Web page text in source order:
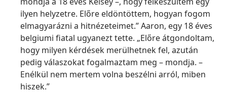
ilyen helyzetre. Előre eldöntöttem, hogyan fogom
elmagyarázni a hitnézeteimet.” Aaron, egy 18 éves
belgiumi fiatal ugyanezt tette. „Előre átgondoltam,
hogy milyen kérdések merülhetnek fel, azután
pedig válaszokat fogalmaztam meg – mondja. –
Enélkül nem mertem volna beszélni arról, miben
hiszek.”